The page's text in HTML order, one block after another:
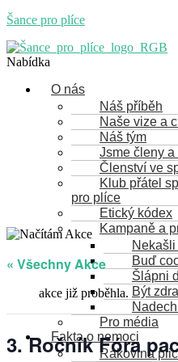
Šance pro plíce
Nabídka
O nás
Náš příběh
Naše vize a
Náš tým
Jsme členy
Členství ve
Klub přátel
pro plíce
Etický kódex
Kampaně a
Nekašli
Buď
Šlápni
Být
Pro média
Fakta o nemoci
Rakovina plic
« Všechny Akce
akce již proběhla.
3. Ročník Fóra